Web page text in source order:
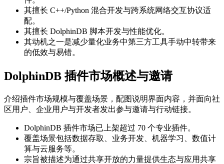
其擅长 C++/Python 混合开发与跨系统网络交互协议适
配。
其擅长 DolphinDB 脚本开发与性能优化。
其动机之一是减少量化业务中第三方工具手动中转带来
的低效与易错。
DolphinDB 插件市场概述与邀请
介绍插件市场规模与覆盖场景，配图说明界面内容，并面向社
区用户、企业用户与开发者发出参与邀请与行动链接。
DolphinDB 插件市场已上架超过 70 个专业插件。
覆盖场景包括数据存取、业务开发、机器学习、数值计
算与云服务等。
宗旨被描述为通过共享开放的力量提供生态与应用共享